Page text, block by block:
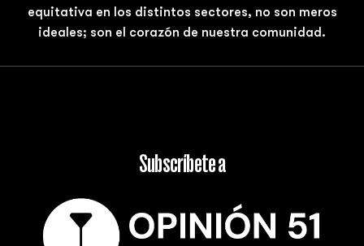
equitativa en los distintos sectores, no son meros
ideales; son el corazón de nuestra comunidad.
Subscríbete a